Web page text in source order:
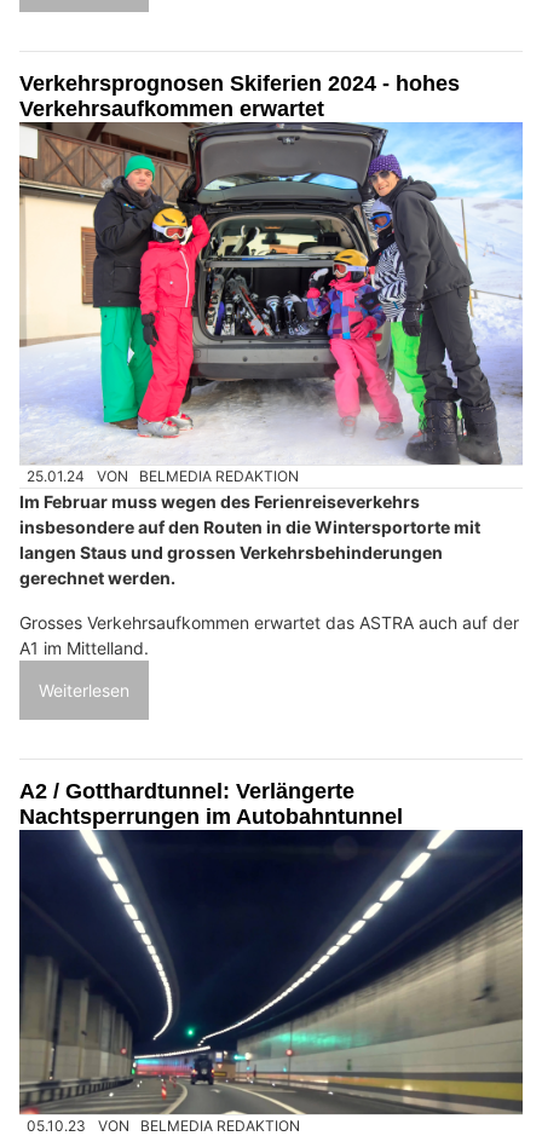
Verkehrsprognosen Skiferien 2024 - hohes
Verkehrsaufkommen erwartet
25.01.24 VON BELMEDIA REDAKTION
Im Februar muss wegen des Ferienreiseverkehrs
insbesondere auf den Routen in die Wintersportorte mit
langen Staus und grossen Verkehrsbehinderungen
gerechnet werden.
Grosses Verkehrsaufkommen erwartet das ASTRA auch auf der
A1 im Mittelland.
Weiterlesen
A2 / Gotthardtunnel: Verlängerte
Nachtsperrungen im Autobahntunnel
05.10.23 VON BELMEDIA REDAKTION